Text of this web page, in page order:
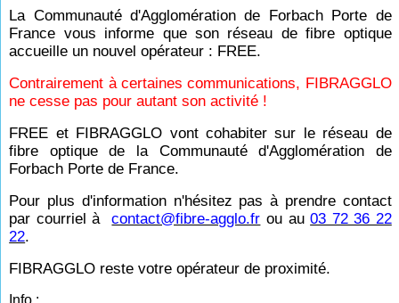
La Communauté d'Agglomération de Forbach Porte de
France vous informe que son réseau de fibre optique
accueille un nouvel opérateur : FREE.
Contrairement à certaines communications, FIBRAGGLO
ne cesse pas pour autant son activité !
FREE et FIBRAGGLO vont cohabiter sur le réseau de
fibre optique de la Communauté d'Agglomération de
Forbach Porte de France.
Pour plus d'information n'hésitez pas à prendre contact
par courriel àcontact@fibre-agglo.fr ou au03 72 36 22
22.
FIBRAGGLO reste votre opérateur de proximité.
Info :